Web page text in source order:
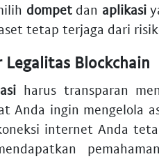
dompetdan aplikasi
tetap terjaga dari
Blockchain
harus transparan
Anda ingin mengelola
internet Anda